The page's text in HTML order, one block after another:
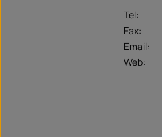
Tel:
Fax:
Email:
Web: